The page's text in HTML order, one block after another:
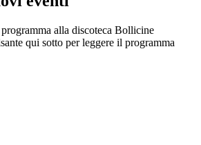
alla discoteca Bollicine
qui sotto per leggere il programma